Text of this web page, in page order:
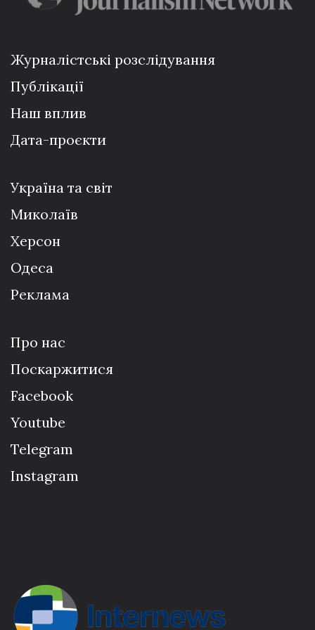
Журналістські розслідування
Публікації
Наш вплив
Дата-проєкти
Україна та світ
Миколаїв
Херсон
Одеса
Реклама
Про нас
Поскаржитися
Facebook
Youtube
Telegram
Instagram